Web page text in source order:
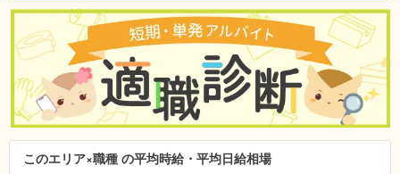
このエリア×職種 の平均時給・平均日給相場